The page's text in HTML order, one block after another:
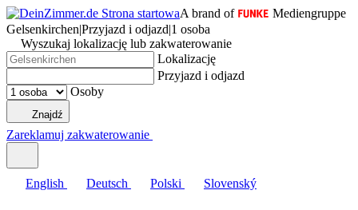
A brand of
Mediengruppe
Gelsenkirchen|Przyjazd i odjazd|1 osoba
Wyszukaj lokalizację lub zakwaterowanie
Lokalizację
Przyjazd i odjazd
Osoby
Znajdź
Zareklamuj zakwaterowanie
English Deutsch Polski Slovenský